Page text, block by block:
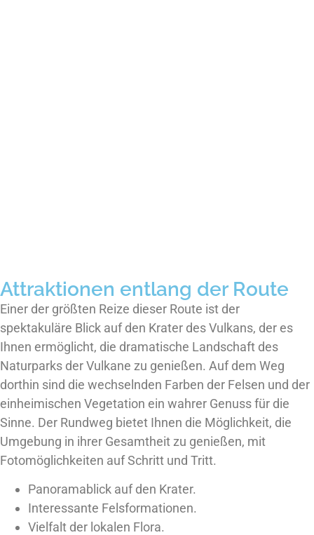
Attraktionen entlang der Route
Einer der größten Reize dieser Route ist der
spektakuläre Blick auf den Krater des Vulkans, der es
Ihnen ermöglicht, die dramatische Landschaft des
Naturparks der Vulkane zu genießen. Auf dem Weg
dorthin sind die wechselnden Farben der Felsen und der
einheimischen Vegetation ein wahrer Genuss für die
Sinne. Der Rundweg bietet Ihnen die Möglichkeit, die
Umgebung in ihrer Gesamtheit zu genießen, mit
Fotomöglichkeiten auf Schritt und Tritt.
Panoramablick auf den Krater.
Interessante Felsformationen.
Vielfalt der lokalen Flora.